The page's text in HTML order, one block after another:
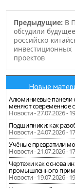
Предыдущие: В
обсудили будущее
российско-
инвестиционных
проектов
Новые
Алюминиевые панели
меняют современное
Новости - 27.07.2026 -
Подшипники: как
Новости - 24.07.2026 -
Учёные превратили
Новости - 21.07.2026 -
Чертежи как основа
промышленного
Новости - 19.07.2026 -